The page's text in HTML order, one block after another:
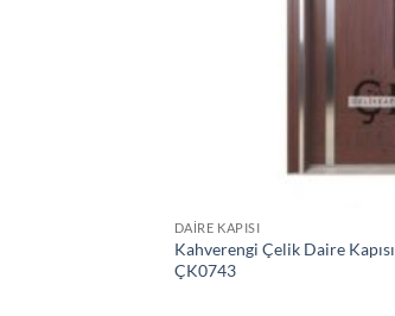
DAIRE KAPISI
Kahverengi Çelik Daire Kapısı
ÇK0743